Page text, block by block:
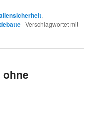
,
|Verschlagwortet mit
ohne